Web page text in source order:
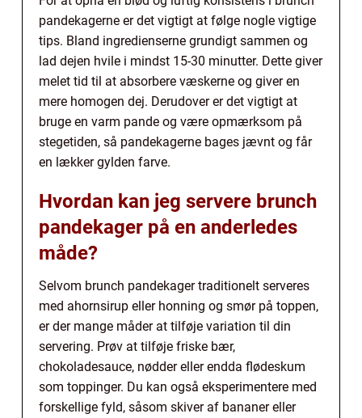
pandekagerne er det vigtigt at følge nogle vigtige
tips. Bland ingredienserne grundigt sammen og
lad dejen hvile i mindst 15-30 minutter. Dette giver
melet tid til at absorbere væskerne og giver en
mere homogen dej. Derudover er det vigtigt at
bruge en varm pande og være opmærksom på
stegetiden, så pandekagerne bages jævnt og får
en lækker gylden farve.
Hvordan kan jeg servere brunch
pandekager på en anderledes
måde?
Selvom brunch pandekager traditionelt serveres
med ahornsirup eller honning og smør på toppen,
er der mange måder at tilføje variation til din
servering. Prøv at tilføje friske bær,
chokoladesauce, nødder eller endda flødeskum
som toppinger. Du kan også eksperimentere med
forskellige fyld, såsom skiver af bananer eller